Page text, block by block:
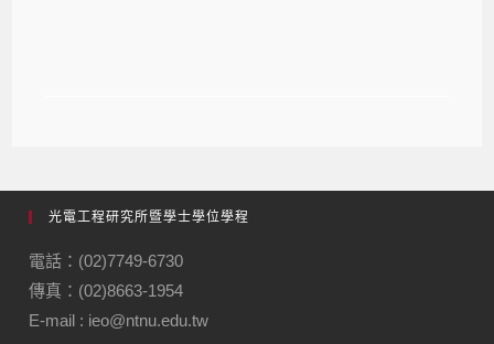
光電工程研究所暨學士學位學程
電話：(02)7749-6730
傳真：(02)8663-1954
E-mail : ieo@ntnu.edu.tw